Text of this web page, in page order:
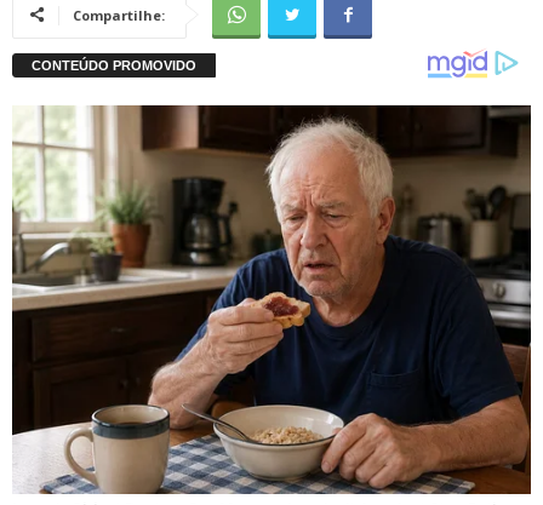
Compartilhe: